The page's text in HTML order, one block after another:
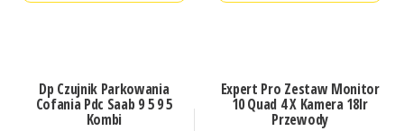
Dp Czujnik Parkowania
Cofania Pdc Saab 9 5 9 5
Kombi
Expert Pro Zestaw Monitor
10 Quad 4 X Kamera 18Ir
Przewody